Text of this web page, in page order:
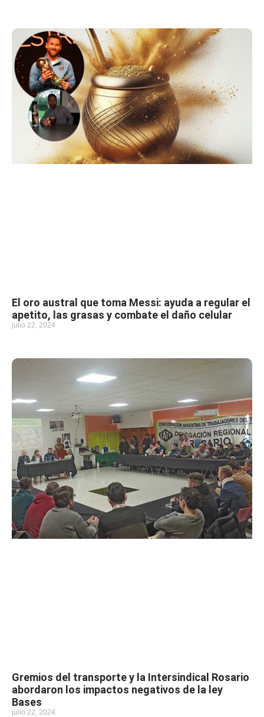
El oro austral que toma Messi: ayuda a regular el
apetito, las grasas y combate el daño celular
julio 22, 2024
Gremios del transporte y la Intersindical Rosario
abordaron los impactos negativos de la ley
Bases
julio 22, 2024